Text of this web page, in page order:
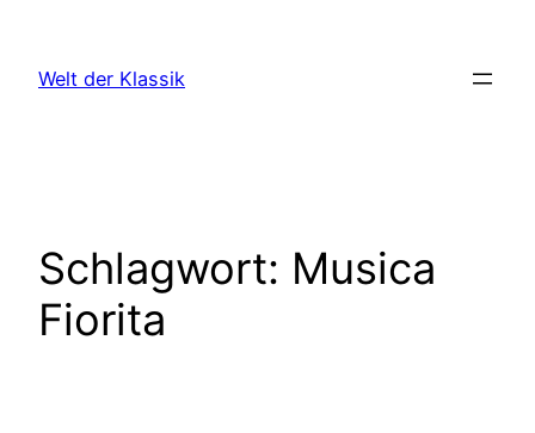
springen
Welt der Klassik
Schlagwort: Musica
Fiorita